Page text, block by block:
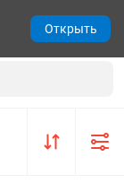
Открыть